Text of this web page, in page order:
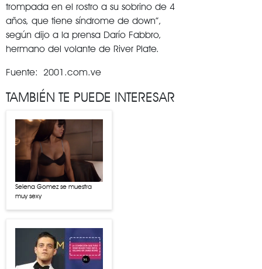
trompada en el rostro a su sobrino de 4
años, que tiene síndrome de down”,
según dijo a la prensa Darío Fabbro,
hermano del volante de River Plate.
Fuente: 2001.com.ve
TAMBIÉN TE PUEDE INTERESAR
Selena Gomez se muestra
muy sexy